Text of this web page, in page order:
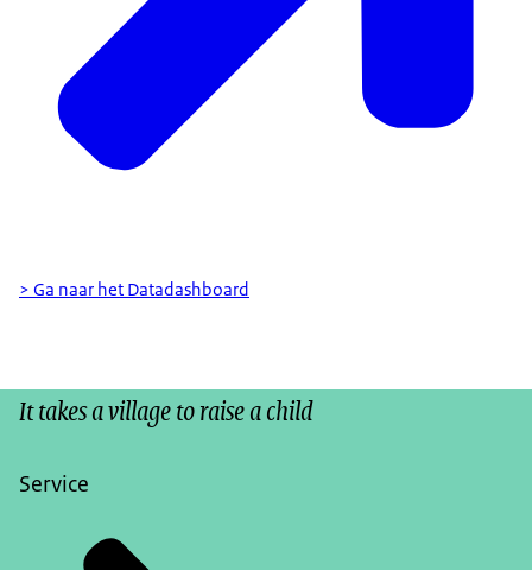
> Ga naar het Datadashboard
It takes a village to raise a child
Service